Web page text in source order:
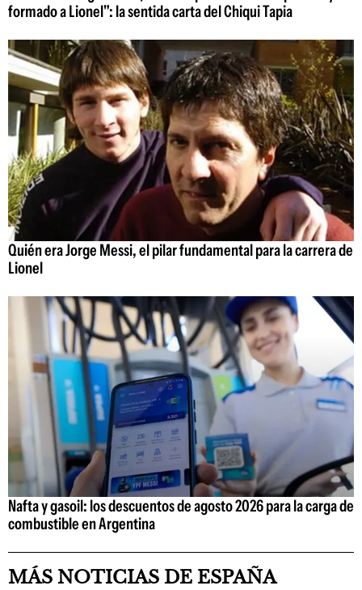
formado a Lionel": la sentida carta del Chiqui Tapia
Quién era Jorge Messi, el pilar fundamental para la carrera de
Lionel
Nafta y gasoil: los descuentos de agosto 2026 para la carga de
combustible en Argentina
MÁS NOTICIAS DE ESPAÑA